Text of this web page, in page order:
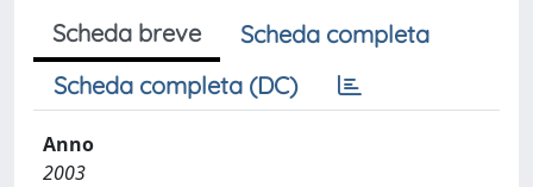
Scheda breve
Scheda completa
Scheda completa (DC)
Anno
2003